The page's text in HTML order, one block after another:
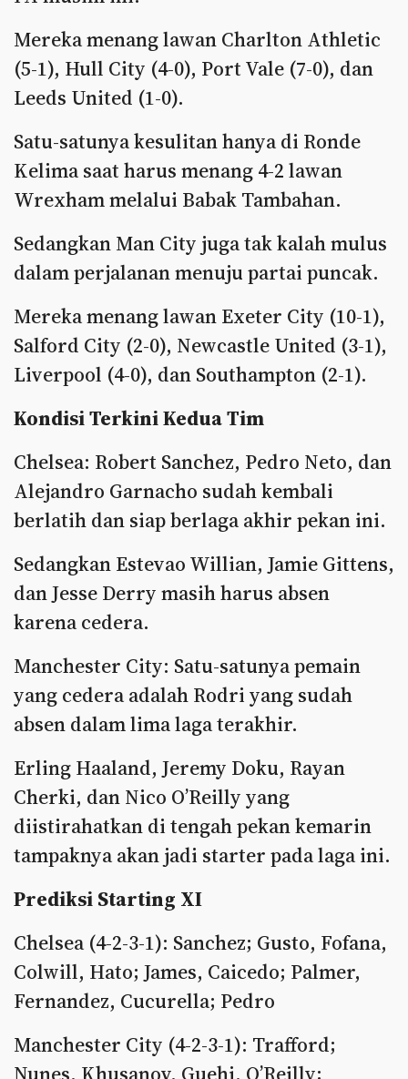
Mereka menang lawan Charlton Athletic
(5-1), Hull City (4-0), Port Vale (7-0), dan
Leeds United (1-0).
Satu-satunya kesulitan hanya di Ronde
Kelima saat harus menang 4-2 lawan
Wrexham melalui Babak Tambahan.
Sedangkan Man City juga tak kalah mulus
dalam perjalanan menuju partai puncak.
Mereka menang lawan Exeter City (10-1),
Salford City (2-0), Newcastle United (3-1),
Liverpool (4-0), dan Southampton (2-1).
Kondisi Terkini Kedua Tim
Chelsea: Robert Sanchez, Pedro Neto, dan
Alejandro Garnacho sudah kembali
berlatih dan siap berlaga akhir pekan ini.
Sedangkan Estevao Willian, Jamie Gittens,
dan Jesse Derry masih harus absen
karena cedera.
Manchester City: Satu-satunya pemain
yang cedera adalah Rodri yang sudah
absen dalam lima laga terakhir.
Erling Haaland, Jeremy Doku, Rayan
Cherki, dan Nico O’Reilly yang
diistirahatkan di tengah pekan kemarin
tampaknya akan jadi starter pada laga ini.
Prediksi Starting XI
Chelsea (4-2-3-1): Sanchez; Gusto, Fofana,
Colwill, Hato; James, Caicedo; Palmer,
Fernandez, Cucurella; Pedro
Manchester City (4-2-3-1): Trafford;
Nunes, Khusanov, Guehi, O’Reilly;